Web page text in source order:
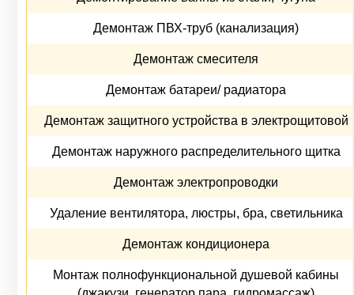
Демонтаж ПВХ-труб (канализация)
Демонтаж смесителя
Демонтаж батареи/ радиатора
Демонтаж защитного устройства в электрощитовой
Демонтаж наружного распределительного щитка
Демонтаж электропроводки
Удаление вентилятора, люстры, бра, светильника
Демонтаж кондиционера
Монтаж полнофункциональной душевой кабины